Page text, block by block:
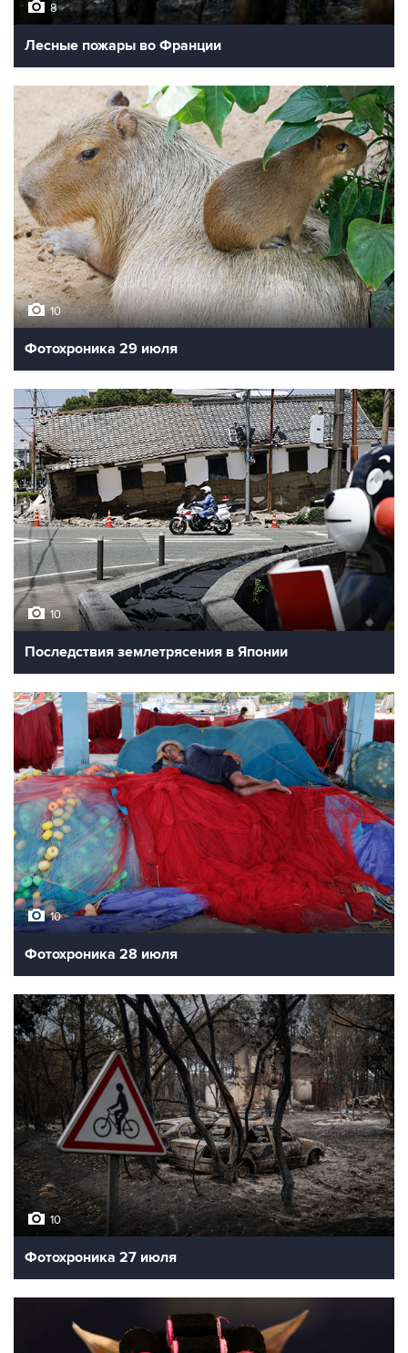
8
Лесные пожары во Франции
10
Фотохроника 29 июля
10
Последствия землетрясения в Японии
10
Фотохроника 28 июля
10
Фотохроника 27 июля